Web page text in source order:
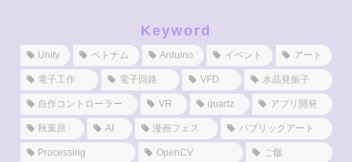
Keyword
Unity ベトナム Arduino イベント アート
電子工作 電子回路 VFD 水晶発振子
自作コントローラー VR quartz アプリ開発
秋葉原 AI 漫画フェス パブリックアート
Processing OpenCV ご飯